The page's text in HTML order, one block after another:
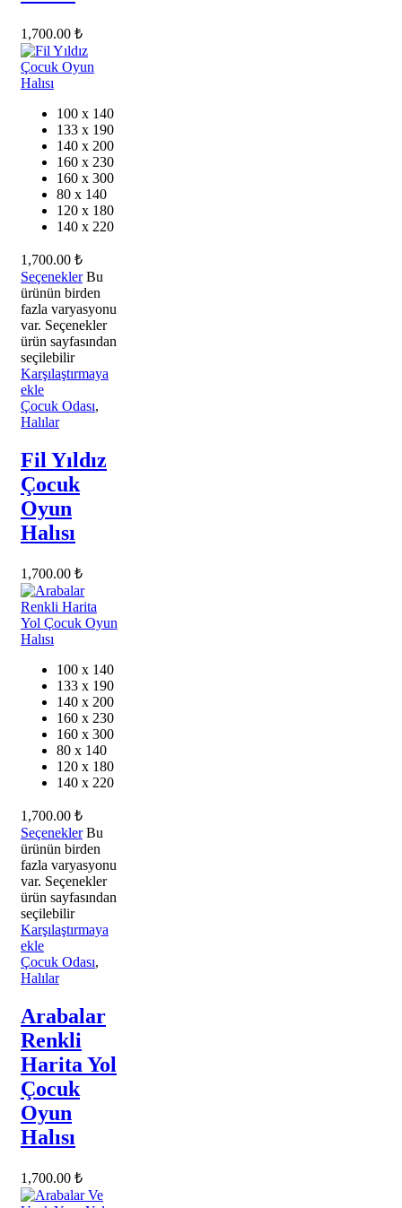
1,700.00 ₺
100 x 140
133 x 190
140 x 200
160 x 230
160 x 300
80 x 140
120 x 180
140 x 220
1,700.00 ₺
Seçenekler Bu
ürünün birden
fazla varyasyonu
var. Seçenekler
ürün sayfasından
seçilebilir
Karşılaştırmaya
ekle
Çocuk Odası,
Halılar
Fil Yıldız
Çocuk
Oyun
Halısı
1,700.00 ₺
100 x 140
133 x 190
140 x 200
160 x 230
160 x 300
80 x 140
120 x 180
140 x 220
1,700.00 ₺
Seçenekler Bu
ürünün birden
fazla varyasyonu
var. Seçenekler
ürün sayfasından
seçilebilir
Karşılaştırmaya
ekle
Çocuk Odası,
Halılar
Arabalar
Renkli
Harita Yol
Çocuk
Oyun
Halısı
1,700.00 ₺